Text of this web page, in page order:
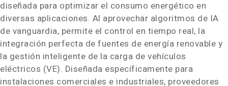
diseñada para optimizar el consumo energético en
diversas aplicaciones. Al aprovechar algoritmos de IA
de vanguardia, permite el control en tiempo real, la
integración perfecta de fuentes de energía renovable y
la gestión inteligente de la carga de vehículos
eléctricos (VE). Diseñada específicamente para
instalaciones comerciales e industriales, proveedores